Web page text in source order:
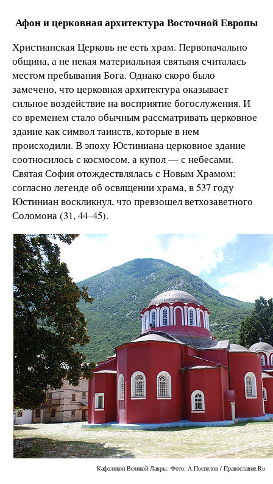
Афон и церковная архитектура Восточной Европы
Христианская Церковь не есть храм. Первоначально
община, а не некая материальная святыня считалась
местом пребывания Бога. Однако скоро было
замечено, что церковная архитектура оказывает
сильное воздействие на восприятие богослужения. И
со временем стало обычным рассматривать церковное
здание как символ таинств, которые в нем
происходили. В эпоху Юстиниана церковное здание
соотносилось с космосом, а купол — с небесами.
Святая София отождествлялась с Новым Храмом:
согласно легенде об освящении храма, в 537 году
Юстиниан воскликнул, что превзошел ветхозаветного
Соломона (31, 44–45).
Кафоликон Великой Лавры. Фото: А.Поспелов / Православие.Ru